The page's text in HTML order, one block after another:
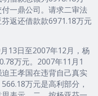
一鼎公司。请求二审法
返还借款款6971.18万元
13日至2007年12月，杨
万元。2007年11月1
王孝国在违背自己真实
万元是高利部分，